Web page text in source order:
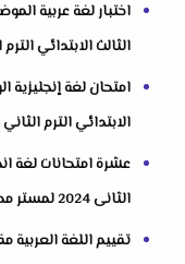
اختبار لغة عربية
الثالث الابتدائي الترم الثاني 2025 لمس
امتحان لغة إنجليزية
الابتدائي الترم الثاني 2025 لمس مني محمد
عشرة امتحانات لغة
الثانى 2024 لمستر محمد عريفة
تقييم اللغة العربية